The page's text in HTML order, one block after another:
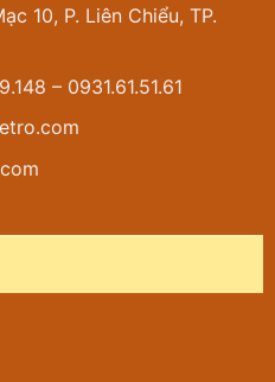
10, P. Liên Chiểu, TP.
– 0931.61.51.61